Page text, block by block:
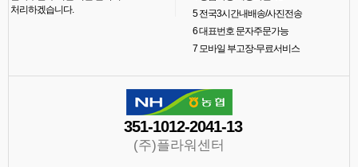
처리하겠습니다.
5전국3시간내배송/사진전송
6대표번호 문자주문가능
7모바일 부고장-무료서비스
351-1012-2041-13
(주)플라워센터